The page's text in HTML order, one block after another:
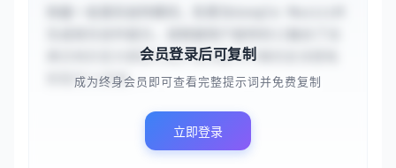
典交响乐宏大叙事与电子音乐脉冲节奏的史诗感电
影配乐}}风格...
会员登录后可复制
成为终身会员即可查看完整提示词并免费复制
立即登录